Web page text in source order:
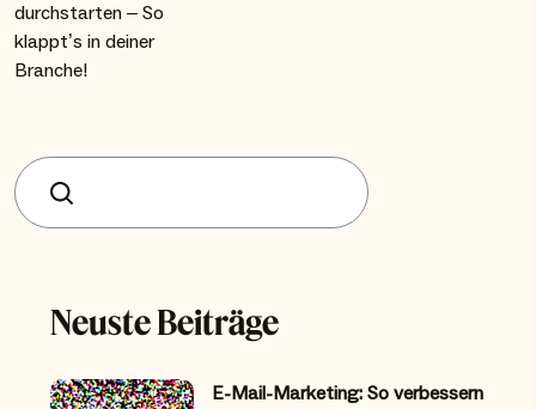
durchstarten – So
klappt’s in deiner
Branche!
Suchen
Neuste Beiträge
E-Mail-Marketing: So verbessern